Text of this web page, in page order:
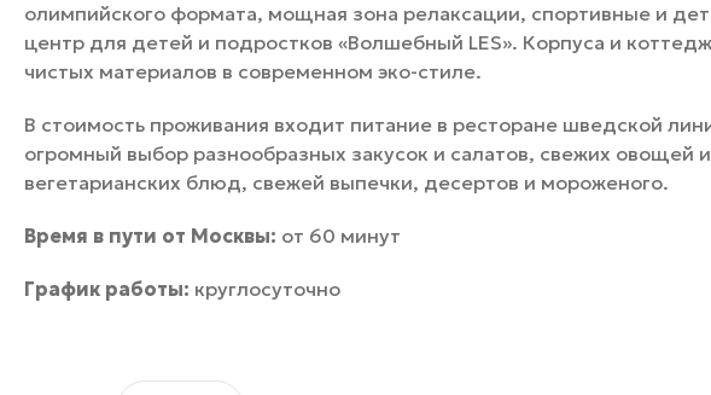
олимпийского формата, мощная зона релаксации, спортивные и
центр для детей и подростков «Волшебный LES». Корпуса и
чистых материалов в современном эко-стиле.
В стоимость проживания входит питание в ресторане шведской
огромный выбор разнообразных закусок и салатов, свежих овощей
вегетарианских блюд, свежей выпечки, десертов и мороженого.
Время в пути от Москвы: от 60 минут
График работы: круглосуточно